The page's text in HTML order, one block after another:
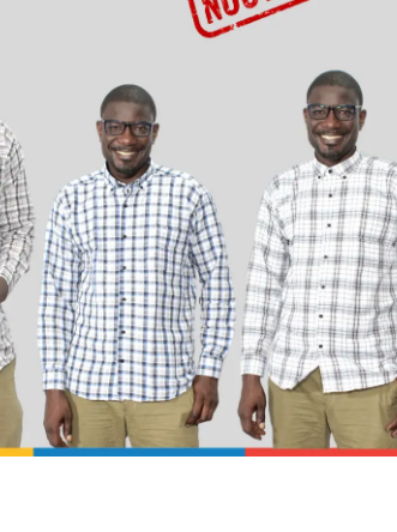
ACCESSOIRES ÉLÉGANTS
Nœuds Papillon
Cravates Homme
MODE HOMME
Chemises à manches courtes
Chemises à manches longues
Pantalons kaki hommes
agrandir